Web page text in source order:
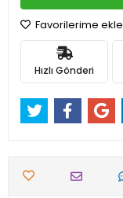
Favorilerime ekle
Hızlı Gönderi